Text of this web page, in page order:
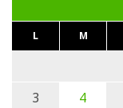
L M
3
4